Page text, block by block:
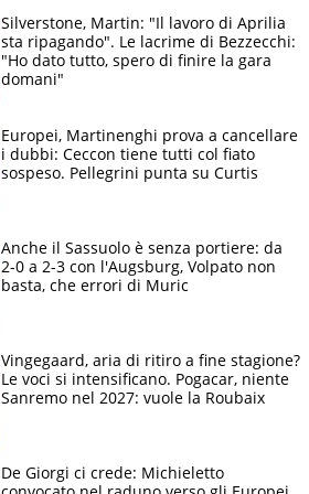
Silverstone, Martin: "Il lavoro di Aprilia
sta ripagando". Le lacrime di Bezzecchi:
"Ho dato tutto, spero di finire la gara
domani"
Europei, Martinenghi prova a cancellare
i dubbi: Ceccon tiene tutti col fiato
sospeso. Pellegrini punta su Curtis
Anche il Sassuolo è senza portiere: da
2-0 a 2-3 con l'Augsburg, Volpato non
basta, che errori di Muric
Vingegaard, aria di ritiro a fine stagione?
Le voci si intensificano. Pogacar, niente
Sanremo nel 2027: vuole la Roubaix
De Giorgi ci crede: Michieletto